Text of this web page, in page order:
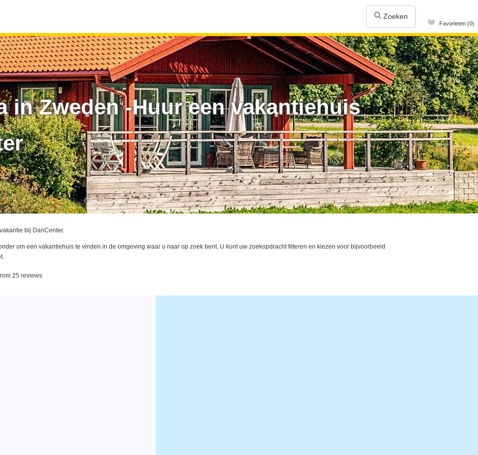
Zoeken
Favorieten (0)
in Zweden -Huur een vakantiehuis
bij DanCenter.
om een vakantiehuis te vinden in de omgeving waar u naar op zoek bent. U kunt uw zoekopdracht filteren en kiezen voor bijvoorbeeld
25 reviews